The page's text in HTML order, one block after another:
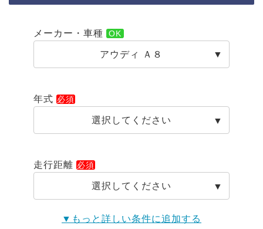
メーカー・車種
アウディ Ａ８
年式
選択してください
走行距離
選択してください
▼もっと詳しい条件に追加する